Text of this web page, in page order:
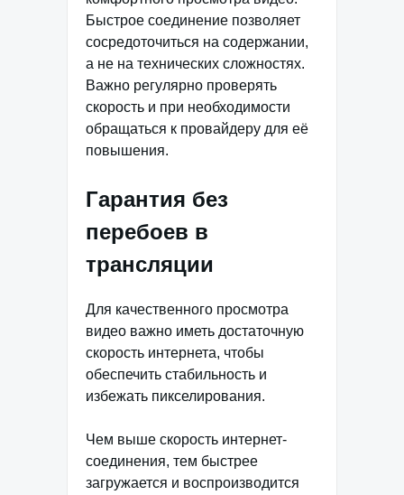
Быстрое соединение позволяет
сосредоточиться на содержании,
а не на технических сложностях.
Важно регулярно проверять
скорость и при необходимости
обращаться к провайдеру для её
повышения.
Гарантия без
перебоев в
трансляции
Для качественного просмотра
видео важно иметь достаточную
скорость интернета, чтобы
обеспечить стабильность и
избежать пикселирования.
Чем выше скорость интернет-
соединения, тем быстрее
загружается и воспроизводится